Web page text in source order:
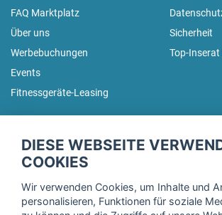
FAQ Marktplatz
Über uns
Werbebuchungen
Events
Fitnessgeräte-Leasing
Sicherheit
Top-
Trage dich hier für unseren Newsletter ein und
DIESE WEBSEITE
COOKIES
Wir verwenden Cookies, um Inhalte und
personalisieren, Funktionen für soziale